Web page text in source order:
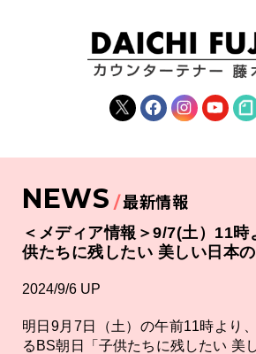
木
大
|
X FacebookInstagram
NEWS 最新情報
＜メディア情報＞9/7(土）11
供たちに残したい 美しい日本
2024/9/6 UP
明日9月7日（土）の午前11時より
るBS朝日「子供たちに残したい 美